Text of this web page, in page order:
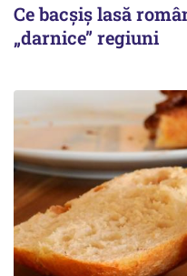
Ce bacșiș lasă
„darnice” regiuni